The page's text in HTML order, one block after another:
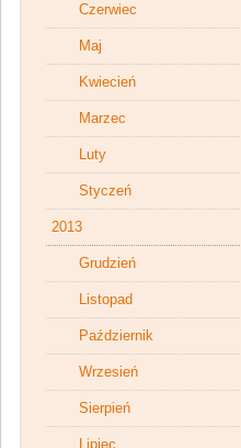
Czerwiec
Maj
Kwiecień
Marzec
Luty
Styczeń
2013
Grudzień
Listopad
Październik
Wrzesień
Sierpień
Lipiec